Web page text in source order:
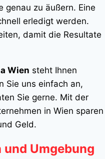
genau zu äußern. Eine
erledigt werden.
damit die Resultate
Wien steht Ihnen
Sie uns einfach an,
Sie gerne. Mit der
in Wien sparen
Geld.
Umgebung